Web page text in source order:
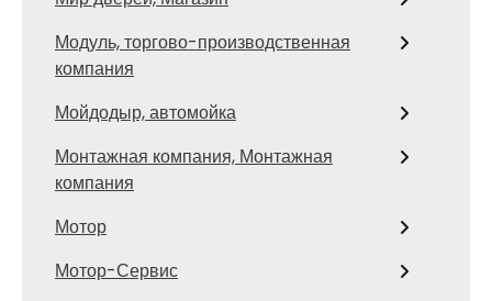
Модуль, торгово-производственная
компания
Мойдодыр, автомойка
Монтажная компания, Монтажная
компания
Мотор
Мотор-Сервис